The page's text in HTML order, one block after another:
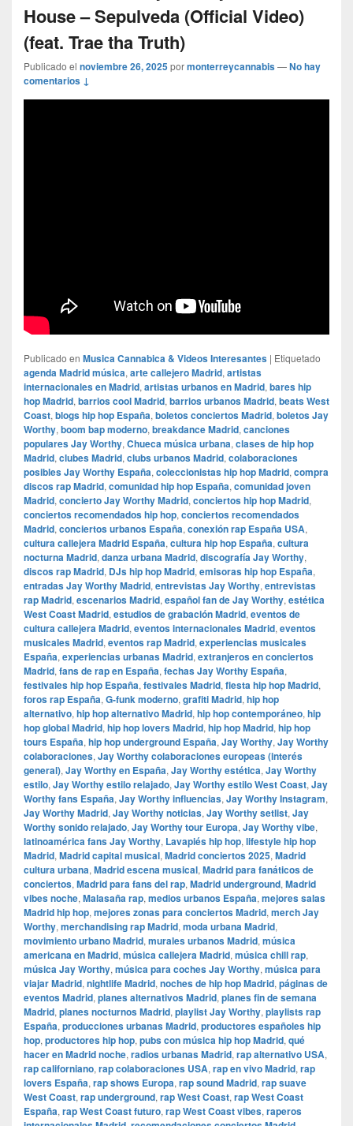
House – Sepulveda (Official Video)
(feat. Trae tha Truth)
Publicado el noviembre 26, 2025pormonterreycannabis—No hay
comentarios ↓
Publicado en Musica Cannabica & Videos Interesantes | Etiquetado
agenda Madrid música, arte callejero Madrid, artistas
internacionales en Madrid, artistas urbanos en Madrid, bares hip
hop Madrid, barrios cool Madrid, barrios urbanos Madrid, beats West
Coast, blogs hip hop España, boletos conciertos Madrid, boletos Jay
Worthy, boom bap moderno, breakdance Madrid, canciones
populares Jay Worthy, Chueca música urbana, clases de hip hop
Madrid, clubes Madrid, clubs urbanos Madrid, colaboraciones
posibles Jay Worthy España, coleccionistas hip hop Madrid, compra
discos rap Madrid, comunidad hip hop España, comunidad joven
Madrid, concierto Jay Worthy Madrid, conciertos hip hop Madrid,
conciertos recomendados hip hop, conciertos recomendados
Madrid, conciertos urbanos España, conexión rap España USA,
cultura callejera Madrid España, cultura hip hop España, cultura
nocturna Madrid, danza urbana Madrid, discografía Jay Worthy,
discos rap Madrid, DJs hip hop Madrid, emisoras hip hop España,
entradas Jay Worthy Madrid, entrevistas Jay Worthy, entrevistas
rap Madrid, escenarios Madrid, español fan de Jay Worthy, estética
West Coast Madrid, estudios de grabación Madrid, eventos de
cultura callejera Madrid, eventos internacionales Madrid, eventos
musicales Madrid, eventos rap Madrid, experiencias musicales
España, experiencias urbanas Madrid, extranjeros en conciertos
Madrid, fans de rap en España, fechas Jay Worthy España,
festivales hip hop España, festivales Madrid, fiesta hip hop Madrid,
foros rap España, G-funk moderno, grafiti Madrid, hip hop
alternativo, hip hop alternativo Madrid, hip hop contemporáneo, hip
hop global Madrid, hip hop lovers Madrid, hip hop Madrid, hip hop
tours España, hip hop underground España, Jay Worthy, Jay Worthy
colaboraciones, Jay Worthy colaboraciones europeas (interés
general), Jay Worthy en España, Jay Worthy estética, Jay Worthy
estilo, Jay Worthy estilo relajado, Jay Worthy estilo West Coast, Jay
Worthy fans España, Jay Worthy influencias, Jay Worthy Instagram,
Jay Worthy Madrid, Jay Worthy noticias, Jay Worthy setlist, Jay
Worthy sonido relajado, Jay Worthy tour Europa, Jay Worthy vibe,
latinoamérica fans Jay Worthy, Lavapiés hip hop, lifestyle hip hop
Madrid, Madrid capital musical, Madrid conciertos 2025, Madrid
cultura urbana, Madrid escena musical, Madrid para fanáticos de
conciertos, Madrid para fans del rap, Madrid underground, Madrid
vibes noche, Malasaña rap, medios urbanos España, mejores salas
Madrid hip hop, mejores zonas para conciertos Madrid, merch Jay
Worthy, merchandising rap Madrid, moda urbana Madrid,
movimiento urbano Madrid, murales urbanos Madrid, música
americana en Madrid, música callejera Madrid, música chill rap,
música Jay Worthy, música para coches Jay Worthy, música para
viajar Madrid, nightlife Madrid, noches de hip hop Madrid, páginas de
eventos Madrid, planes alternativos Madrid, planes fin de semana
Madrid, planes nocturnos Madrid, playlist Jay Worthy, playlists rap
España, producciones urbanas Madrid, productores españoles hip
hop, productores hip hop, pubs con música hip hop Madrid, qué
hacer en Madrid noche, radios urbanas Madrid, rap alternativo USA,
rap californiano, rap colaboraciones USA, rap en vivo Madrid, rap
lovers España, rap shows Europa, rap sound Madrid, rap suave
West Coast, rap underground, rap West Coast, rap West Coast
España, rap West Coast futuro, rap West Coast vibes, raperos